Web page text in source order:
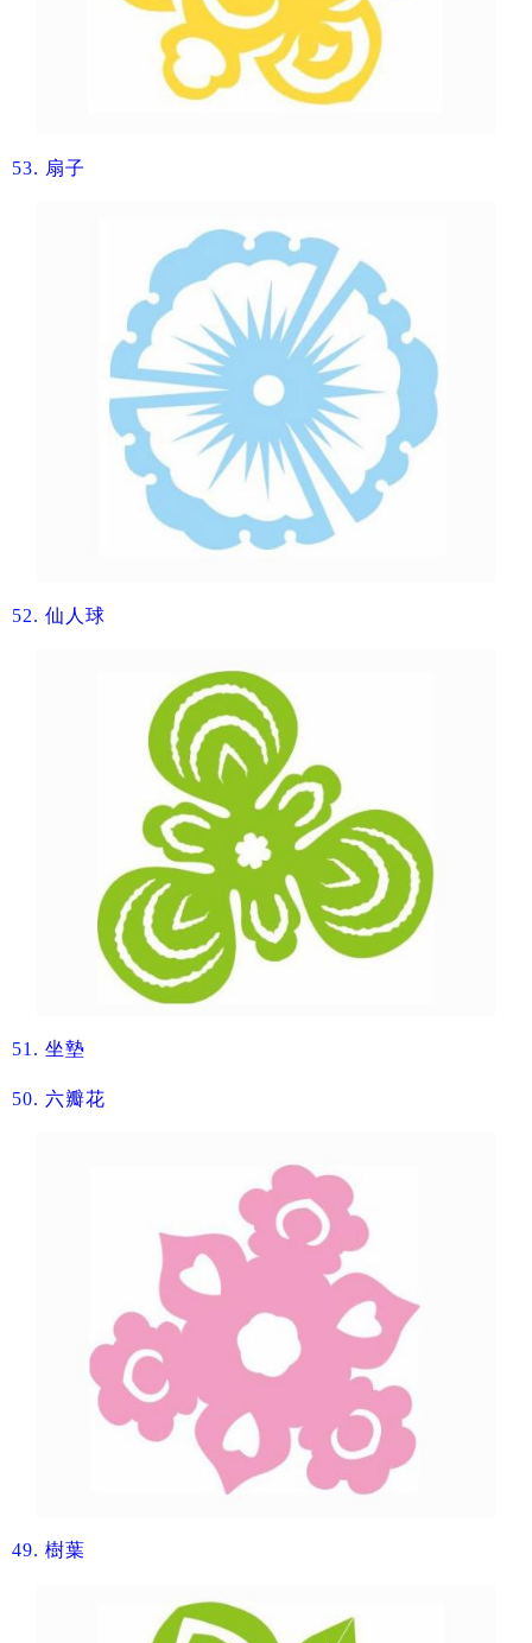
53. ​扇子
52. 仙人球​
51. 坐墊​
50. 六瓣花​
49. ​樹葉